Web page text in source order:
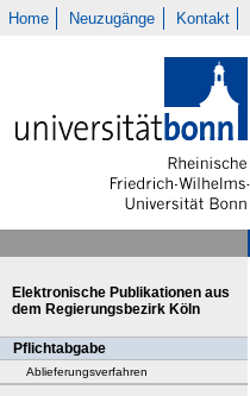
Home Neuzugänge Kontakt
Elektronische Publikationen aus
dem Regierungsbezirk Köln
Pflichtabgabe
Ablieferungsverfahren